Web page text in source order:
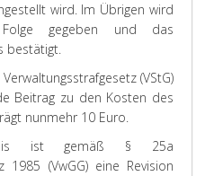
wird. Im Übrigen wird
gegeben und das
bestätigt.
(VStG)
Beitrag zu den Kosten des
nunmehr 10 Euro.
ist gemäß § 25a
1985 (VwGG) eine Revision